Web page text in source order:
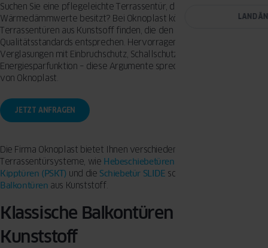
LAND
Suchen Sie eine pflegeleichte Terrassentür, die gute
Wärmedämmwerte besitzt? Bei Oknoplast können Sie
Terrassentüren aus Kunstsoff finden, die den neuesten
Qualitätsstandards entsprechen. Hervorragende Optik, viele Farben,
Verglasungen mit Einbruchschutz, Schallschutz, Sichtschutz und
Energiesparfunktion – diese Argumente sprechen für Terrassentüren
von Oknoplast.
JETZT ANFRAGEN
Die Firma Oknoplast bietet Ihnen verschiedene
Terrassentürsysteme, wie Hebeschiebetüren (HST)
Kipptüren (PSKT) und die Schiebetür SLIDE sowie klassische
Balkontüren aus Kunststoff.
Klassische Balkontüren aus
Kunststoff